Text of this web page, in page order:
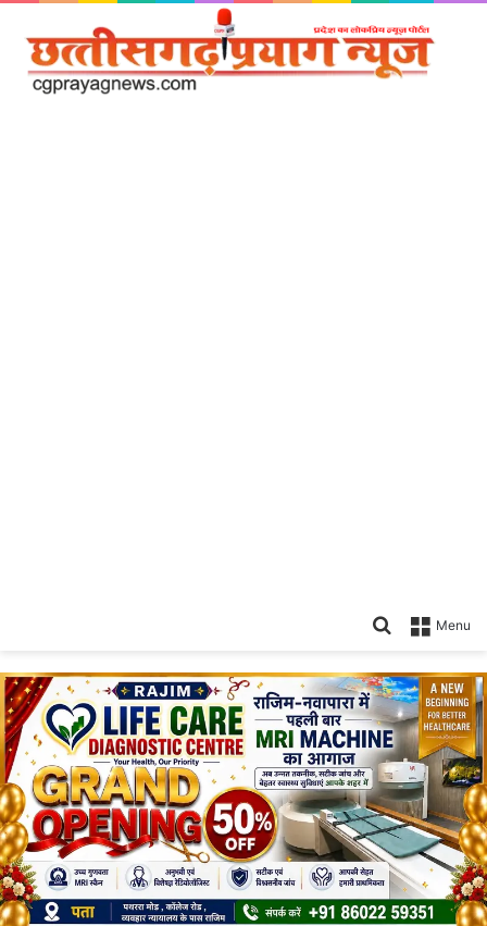
Menu
Search